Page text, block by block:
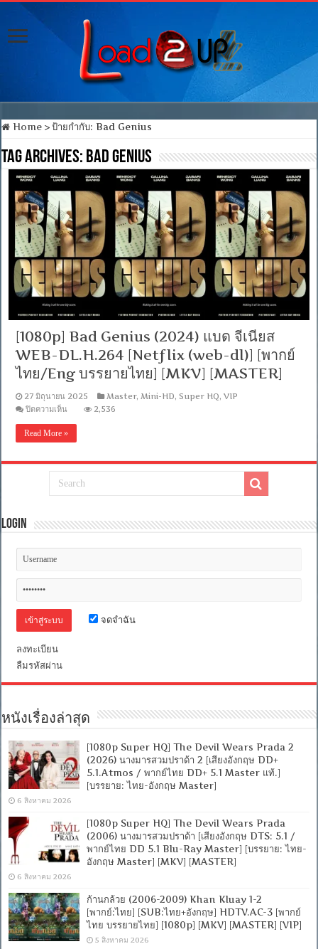
Home > ป้ายกำกับ:Bad Genius
Tag Archives: Bad Genius
[1080p] Bad Genius (2024) แบด จีเนียส
WEB-DL.H.264 [Netflix (web-dl)] [พากย์
ไทย/Eng บรรยายไทย] [MKV] [MASTER]
27 มิถุนายน 2025 Master, Mini-HD,Super HQ,VIP
ปิดความเห็น
Genius
แบด
WEB-
dl)]
ไทย/Eng
2,536
Read More »
Login
จดจำฉัน
ลงทะเบียน
ลืมรหัสผ่าน
หนังเรื่องล่าสุด
[1080p Super HQ] The Devil Wears Prada 2
(2026) นางมารสวมปราด้า 2 [เสียงอังกฤษ DD+
5.1.Atmos / พากย์ไทย DD+ 5.1 Master แท้.]
[บรรยาย: ไทย-อังกฤษ Master]
6 สิงหาคม 2026
[1080p Super HQ] The Devil Wears Prada
(2006) นางมารสวมปราด้า [เสียงอังกฤษ DTS: 5.1 /
พากย์ไทย DD 5.1 Blu-Ray Master] [บรรยาย: ไทย-
อังกฤษ Master] [MKV] [MASTER]
6 สิงหาคม 2026
ก้านกล้วย (2006-2009) Khan Kluay 1-2
[พากย์:ไทย] [SUB:ไทย+อังกฤษ] HDTV.AC-3 [พากย์
ไทย บรรยายไทย] [1080p] [MKV] [MASTER] [VIP]
5 สิงหาคม 2026